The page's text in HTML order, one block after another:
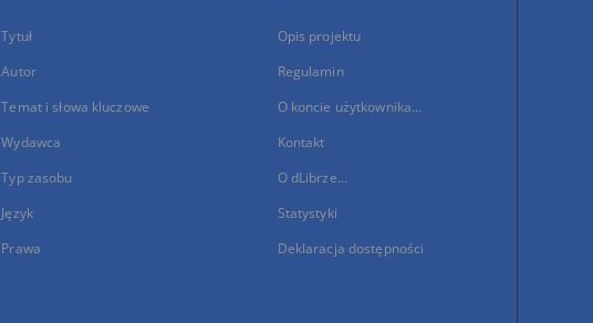
Tytuł
Autor
Temat i słowa kluczowe
Wydawca
Typ zasobu
Język
Prawa
Opis projektu
Regulamin
O koncie użytkownika...
Kontakt
O dLibrze...
Statystyki
Deklaracja dostępności